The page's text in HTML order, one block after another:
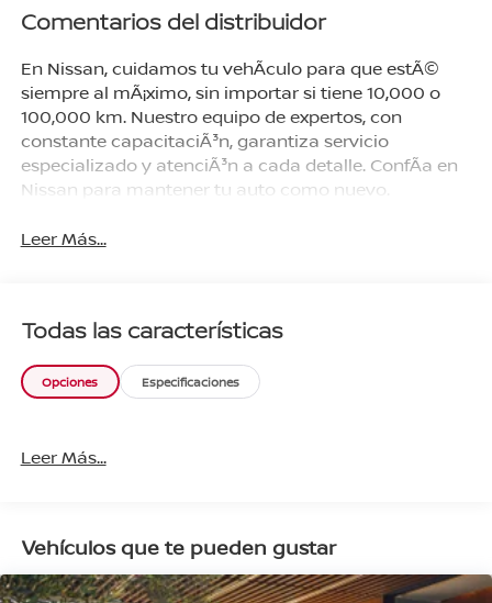
Comentarios del distribuidor
En Nissan, cuidamos tu vehÃ­culo para que estÃ©
siempre al mÃ¡ximo, sin importar si tiene 10,000 o
100,000 km. Nuestro equipo de expertos, con
constante capacitaciÃ³n, garantiza servicio
especializado y atenciÃ³n a cada detalle. ConfÃ­a en
Nissan para mantener tu auto como nuevo.
Leer Más...
Todas las características
Opciones Especificaciones
Leer Más...
Vehículos que te pueden gustar